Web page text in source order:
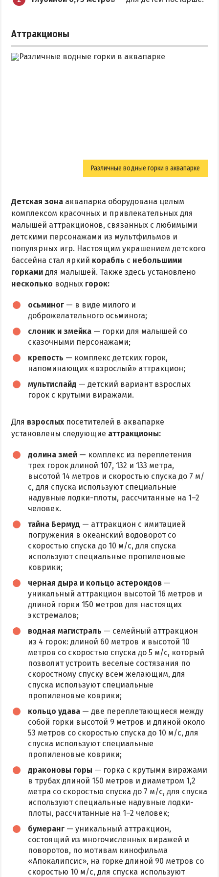
Аттракционы
Различные водные горки в аквапарке
Детская зона аквапарка оборудована целым
комплексом красочных и привлекательных для
малышей аттракционов, связанных с любимыми
детскими персонажами из мультфильмов и
популярных игр. Настоящим украшением детского
бассейна стал яркий корабль с небольшими
горками для малышей. Также здесь установлено
несколько водных горок:
осьминог — в виде милого и
доброжелательного осьминога;
слоник и змейка — горки для малышей со
сказочными персонажами;
крепость — комплекс детских горок,
напоминающих «взрослый» аттракцион;
мультислайд — детский вариант взрослых
горок с крутыми виражами.
Для взрослых посетителей в аквапарке
установлены следующие аттракционы:
долина змей — комплекс из переплетения
трех горок длиной 107, 132 и 133 метра,
высотой 14 метров и скоростью спуска до 7 м/
с, для спуска используют специальные
надувные лодки-плоты, рассчитанные на 1–2
человек.
тайна Бермуд — аттракцион с имитацией
погружения в океанский водоворот со
скоростью спуска до 10 м/с, для спуска
используют специальные пропиленовые
коврики;
черная дыра и кольцо астероидов —
уникальный аттракцион высотой 16 метров и
длиной горки 150 метров для настоящих
экстремалов;
водная магистраль — семейный аттракцион
из 4 горок: длиной 60 метров и высотой 10
метров со скоростью спуска до 5 м/с, который
позволит устроить веселые состязания по
скоростному спуску всем желающим, для
спуска используют специальные
пропиленовые коврики;
кольцо удава — две переплетающиеся между
собой горки высотой 9 метров и длиной около
53 метров со скоростью спуска до 10 м/с, для
спуска используют специальные
пропиленовые коврики;
драконовы горы — горка с крутыми виражами
в трубах длиной 150 метров и диаметром 1,2
метра со скоростью спуска до 7 м/с, для спуска
используют специальные надувные лодки-
плоты, рассчитанные на 1–2 человек;
бумеранг — уникальный аттракцион,
состоящий из многочисленных виражей и
поворотов, по мотивам кинофильма
«Апокалипсис», на горке длиной 90 метров со
скоростью 10 м/с, для спуска используют